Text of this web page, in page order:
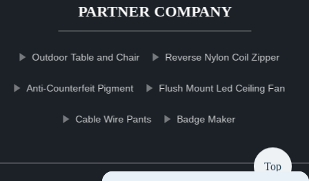
PARTNER COMPANY
Outdoor Table and Chair Reverse Nylon Coil Zipper
Anti-Counterfeit Pigment Flush Mount Led Ceiling Fan
Cable Wire Pants Badge Maker
Top